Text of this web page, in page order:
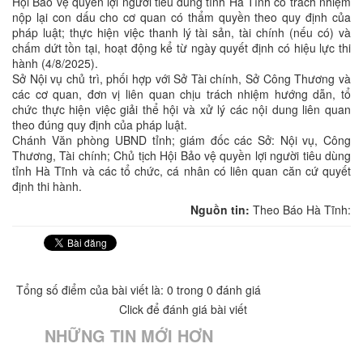
nộp lại con dấu cho cơ quan có thẩm quyền theo quy định của
pháp luật; thực hiện việc thanh lý tài sản, tài chính (nếu có) và
chấm dứt tồn tại, hoạt động kể từ ngày quyết định có hiệu lực thi
hành (4/8/2025).
Sở Nội vụ chủ trì, phối hợp với Sở Tài chính, Sở Công Thương và
các cơ quan, đơn vị liên quan chịu trách nhiệm hướng dẫn, tổ
chức thực hiện việc giải thể hội và xử lý các nội dung liên quan
theo đúng quy định của pháp luật.
Chánh Văn phòng UBND tỉnh; giám đốc các Sở: Nội vụ, Công
Thương, Tài chính; Chủ tịch Hội Bảo vệ quyền lợi người tiêu dùng
tỉnh Hà Tĩnh và các tổ chức, cá nhân có liên quan căn cứ quyết
định thi hành.
Nguồn tin: Theo Báo Hà Tĩnh:
Tổng số điểm của bài viết là: 0 trong 0 đánh giá
Click để đánh giá bài viết
NHỮNG TIN MỚI HƠN